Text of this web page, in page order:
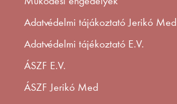
Adatvédelmi tájákoztató Jerikó Med
Adatvédelmi tájékoztató E.V.
ÁSZF E.V.
ÁSZF Jerikó Med